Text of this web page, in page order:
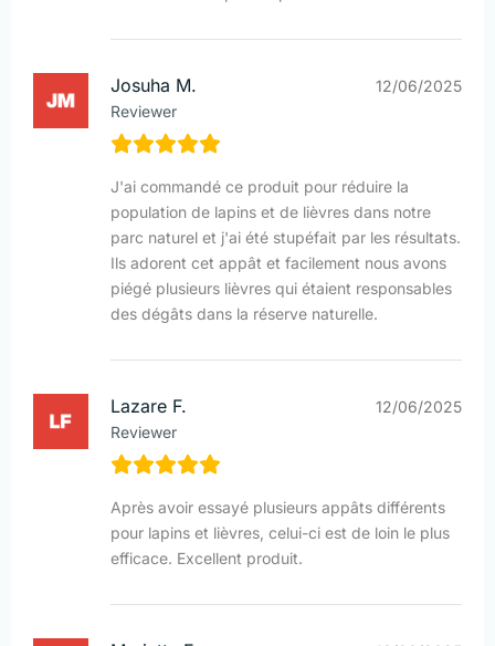
Josuha M.
Reviewer
12/06/2025
J'ai commandé ce produit pour réduire la
population de lapins et de lièvres dans notre
parc naturel et j'ai été stupéfait par les résultats.
Ils adorent cet appât et facilement nous avons
piégé plusieurs lièvres qui étaient responsables
des dégâts dans la réserve naturelle.
Lazare F.
Reviewer
12/06/2025
Après avoir essayé plusieurs appâts différents
pour lapins et lièvres, celui-ci est de loin le plus
efficace. Excellent produit.